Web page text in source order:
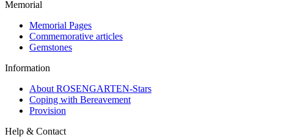
Memorial
Memorial Pages
Commemorative articles
Gemstones
Information
About ROSENGARTEN-Stars
Coping with Bereavement
Provision
Help & Contact